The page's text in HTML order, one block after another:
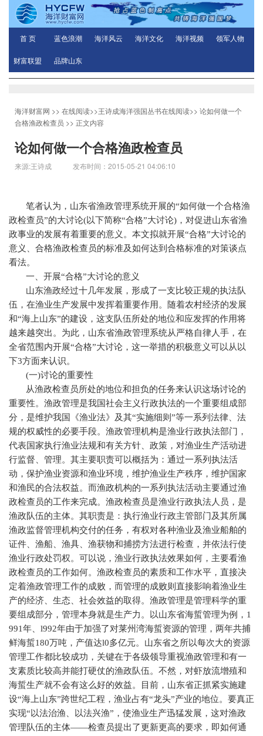
首 页 蓝色浪潮 海洋风云 海洋文化 海洋视频 领军人物
财富联盟 品牌山东
海洋财富网 >> 在线阅读>>王诗成海洋强国丛书在线阅读>> 论如何做一个
合格渔政检查员 >> 正文内容
论如何做一个合格渔政检查员
来源:王诗成 发布时间：2015-05-21 04:06:10
笔者认为，山东省渔政管理系统开展的“如何做一个合格渔
政检查员”的大讨论(以下简称“合格”大讨论) ，对促进山东省渔
政事业的发展有着重要的意义。本文拟就开展“合格”大讨论的
意义、合格渔政检查员的标准及如何达到合格标准的对策谈点
看法。
一、开展“合格”大讨论的意义
山东渔政经过十几年发展，形成了一支比较正规的执法队
伍，在渔业生产发展中发挥着重要作用。随着农村经济的发展
和“海上山东”的建设，这支队伍所处的地位和应发挥的作用将
越来越突出。为此，山东省渔政管理系统从严格自律人手，在
全省范围内开展“合格”大讨论，这一举措的积极意义可以从以
下3方面来认识。
(一)讨论的重要性
从渔政检查员所处的地位和担负的任务来认识这场讨论的
重要性。渔政管理是我国社会主义行政执法的一个重要组成部
分，是维护我国《渔业法》及其“实施细则”等一系列法律、法
规的权威性的必要手段。渔政管理机构是渔业行政执法部门，
代表国家执行渔业法规和有关方针、政策，对渔业生产活动进
行监督、管理。其主要职责可以概括为：通过一系列执法活
动，保护渔业资源和渔业环境，维护渔业生产秩序，维护国家
和渔民的合法权益。而渔政机构的一系列执法活动主要通过渔
政检查员的工作来完成。渔政检查员是渔业行政执法人员，是
渔政队伍的主体。其职责是：执行渔业行政主管部门及其所属
渔政监督管理机构交付的任务，有权对各种渔业及渔业船舶的
证件、渔船、渔具、渔获物和捕捞方法进行检查，并依法行使
渔业行政处罚权。可以说，渔业行政执法效果如何，主要看渔
政检查员的工作如何。渔政检查员的素质和工作水平，直接决
定着渔政管理工作的成败，而管理的成败则直接影响着渔业生
产的经济、生态、社会效益的取得。渔政管理是管理科学的重
要组成部分，管理本身就是生产力。以山东省海蜇管理为例， 1
991年、 l992年由于加强了对莱州湾海蜇资源的管理，两年共捕
鲜海蜇180万吨，产值达l0多亿元。山东省之所以每次大的资源
管理工作都比较成功，关键在于各级领导重视渔政管理和有一
支素质比较高并能打硬仗的渔政队伍。不然，对虾放流增殖和
海蜇生产就不会有这么好的效益。目前，山东省正抓紧实施建
设“海上山东”跨世纪工程，渔业占有“龙头”产业的地位。要真正
实现“以法治渔、以法兴渔”，使渔业生产迅猛发展，这对渔政
管理队伍的主体——检查员提出了更新更高的要求，即如何通